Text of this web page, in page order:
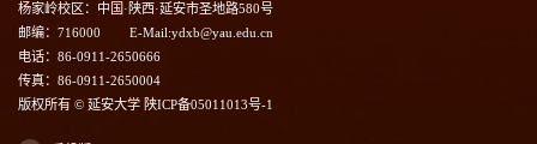
杨家岭校区：中国·陕西·延安市圣地路580号
邮编：716000
E-Mail:ydxb@yau.edu.cn
电话：86-0911-2650666
传真：86-0911-2650004
版权所有 © 延安大学 陕ICP备05011013号-1